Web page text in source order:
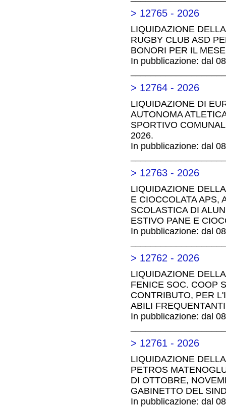
> 12765 - 2026
LIQUIDAZIONE
RUGBY CLUB ASD
BONORI PER IL
In pubblicazione: dal
> 12764 - 2026
LIQUIDAZIONE DI
AUTONOMA
SPORTIVO
2026.
In pubblicazione: dal
> 12763 - 2026
LIQUIDAZIONE
E CIOCCOLATA APS,
SCOLASTICA DI
ESTIVO PANE E
In pubblicazione: dal
> 12762 - 2026
LIQUIDAZIONE
FENICE SOC. COOP
CONTRIBUTO, PER
ABILI
In pubblicazione: dal
> 12761 - 2026
LIQUIDAZIONE
PETROS
DI OTTOBRE,
GABINETTO DEL
In pubblicazione: dal